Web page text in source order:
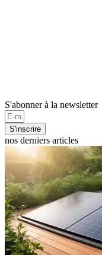
S'abonner à la newsletter
S'inscrire
nos derniers articles